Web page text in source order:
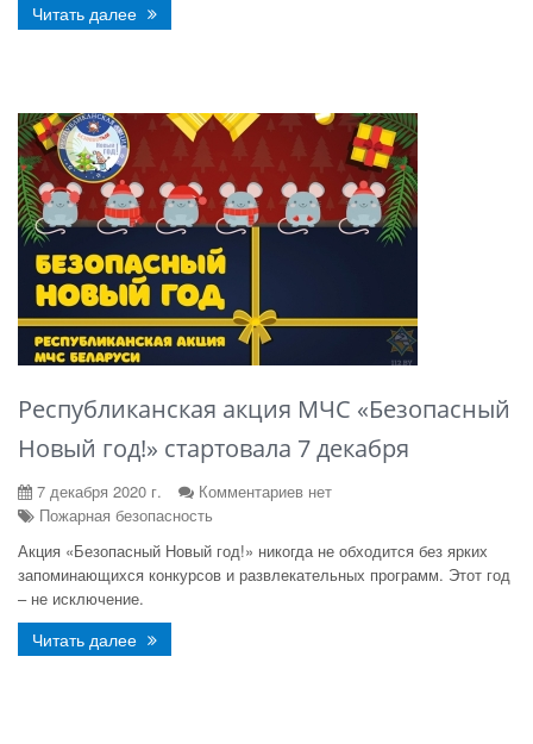
Читать далее
Республиканская акция МЧС «Безопасный
Новый год!» стартовала 7 декабря
7 декабря 2020 г.
Комментариев нет
Пожарная безопасность
Акция «Безопасный Новый год!» никогда не обходится без ярких
запоминающихся конкурсов и развлекательных программ. Этот год
– не исключение.
Читать далее